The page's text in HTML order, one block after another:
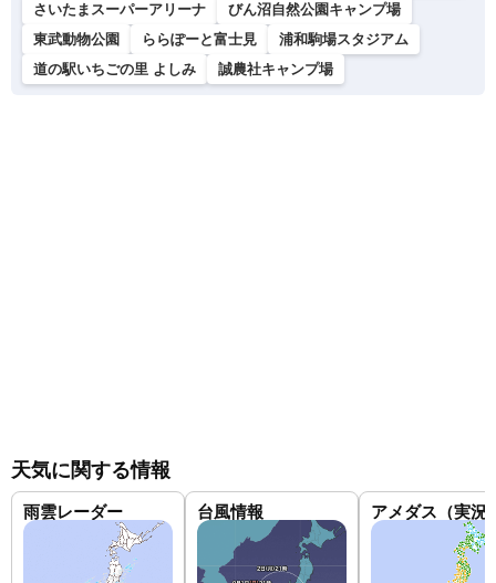
さいたまスーパーアリーナ
びん沼自然公園キャンプ場
東武動物公園
ららぽーと富士見
浦和駒場スタジアム
道の駅いちごの里 よしみ
誠農社キャンプ場
天気に関する情報
雨雲レーダー 台風情報 アメダス（実況